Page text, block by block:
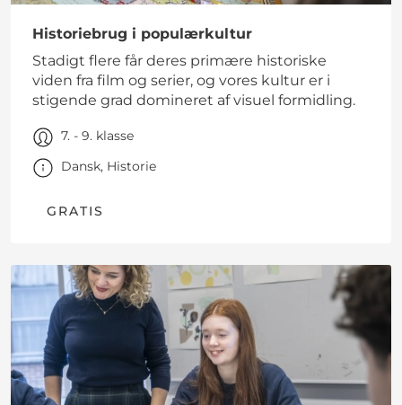
Historiebrug i populærkultur
Stadigt flere får deres primære historiske
viden fra film og serier, og vores kultur er i
stigende grad domineret af visuel formidling.
7. - 9. klasse
Dansk, Historie
GRATIS